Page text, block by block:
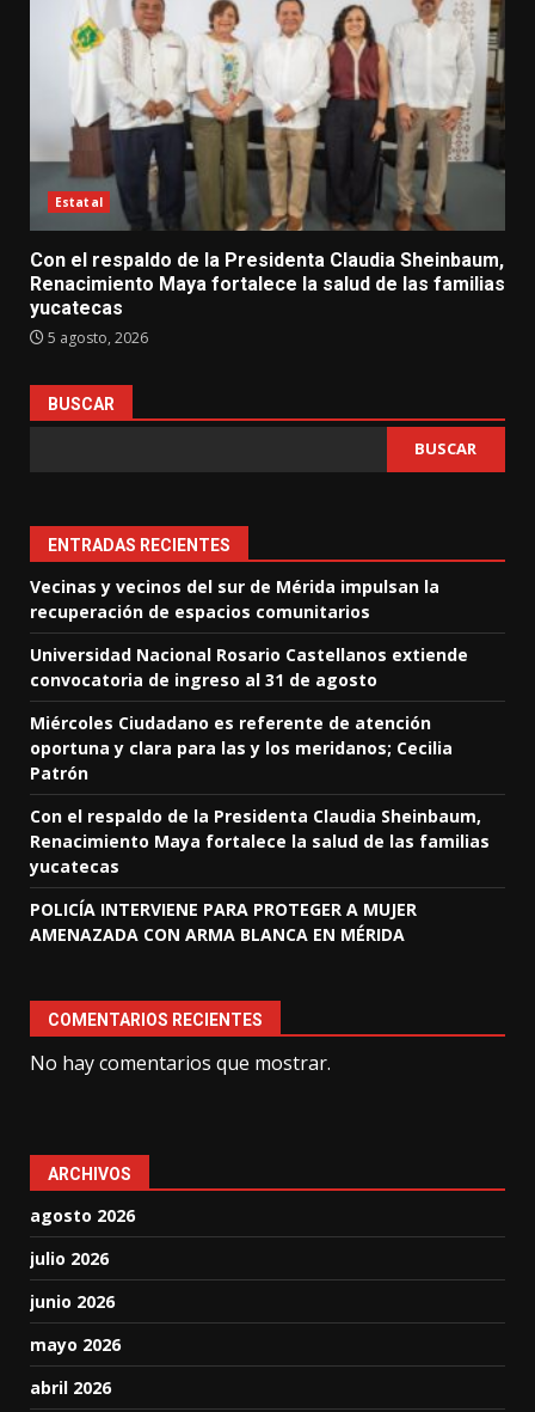
Estatal
Con el respaldo de la Presidenta Claudia Sheinbaum,
Renacimiento Maya fortalece la salud de las familias
yucatecas
5 agosto, 2026
BUSCAR
BUSCAR
ENTRADAS RECIENTES
Vecinas y vecinos del sur de Mérida impulsan la
recuperación de espacios comunitarios
Universidad Nacional Rosario Castellanos extiende
convocatoria de ingreso al 31 de agosto
Miércoles Ciudadano es referente de atención
oportuna y clara para las y los meridanos; Cecilia
Patrón
Con el respaldo de la Presidenta Claudia Sheinbaum,
Renacimiento Maya fortalece la salud de las familias
yucatecas
POLICÍA INTERVIENE PARA PROTEGER A MUJER
AMENAZADA CON ARMA BLANCA EN MÉRIDA
COMENTARIOS RECIENTES
No hay comentarios que mostrar.
ARCHIVOS
agosto 2026
julio 2026
junio 2026
mayo 2026
abril 2026